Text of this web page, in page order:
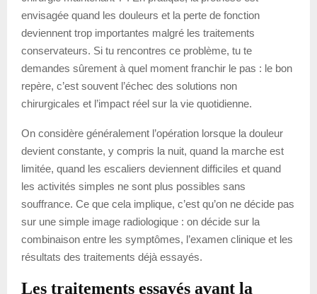
envisagée quand les douleurs et la perte de fonction
deviennent trop importantes malgré les traitements
conservateurs. Si tu rencontres ce problème, tu te
demandes sûrement à quel moment franchir le pas : le bon
repère, c’est souvent l’échec des solutions non
chirurgicales et l’impact réel sur la vie quotidienne.
On considère généralement l’opération lorsque la douleur
devient constante, y compris la nuit, quand la marche est
limitée, quand les escaliers deviennent difficiles et quand
les activités simples ne sont plus possibles sans
souffrance. Ce que cela implique, c’est qu’on ne décide pas
sur une simple image radiologique : on décide sur la
combinaison entre les symptômes, l’examen clinique et les
résultats des traitements déjà essayés.
Les traitements essayés avant la